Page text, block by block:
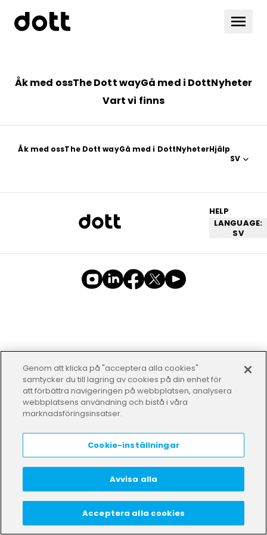
Åk med ossThe Dott wayGå med i DottNyheter
Vart vi finns
Åk med ossThe Dott wayGå med i DottNyheterHjälp
SV
HELP
LANGUAGE:
SV
Genom att klicka på "acceptera alla cookies"
samtycker du till lagring av cookies på din enhet för
att förbättra navigeringen på webbplatsen, analysera
webbplatsens användning och bistå i våra
marknadsföringsinsatser.
Cookie-inställningar
Avvisa alla
Acceptera alla cookies